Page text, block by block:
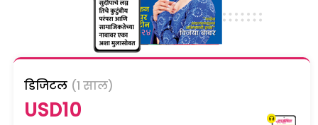
डिजिटल (1 साल)
USD10